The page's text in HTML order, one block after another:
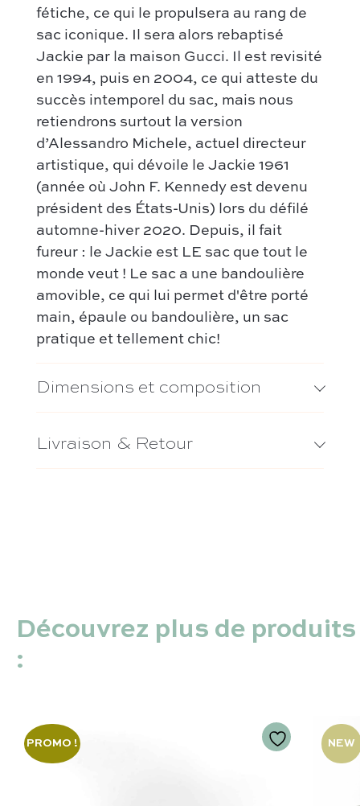
fétiche, ce qui le propulsera au rang de
sac iconique. Il sera alors rebaptisé
Jackie par la maison Gucci. Il est revisité
en 1994, puis en 2004, ce qui atteste du
succès intemporel du sac, mais nous
retiendrons surtout la version
d’Alessandro Michele, actuel directeur
artistique, qui dévoile le Jackie 1961
(année où John F. Kennedy est devenu
président des États-Unis) lors du défilé
automne-hiver 2020. Depuis, il fait
fureur : le Jackie est LE sac que tout le
monde veut ! Le sac a une bandoulière
amovible, ce qui lui permet d'être porté
main, épaule ou bandoulière, un sac
pratique et tellement chic!
Dimensions et composition
Livraison & Retour
Découvrez plus de produits
:
PROMO ! NEW